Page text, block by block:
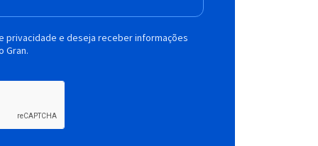
privacidade e deseja receber informações
Gran.